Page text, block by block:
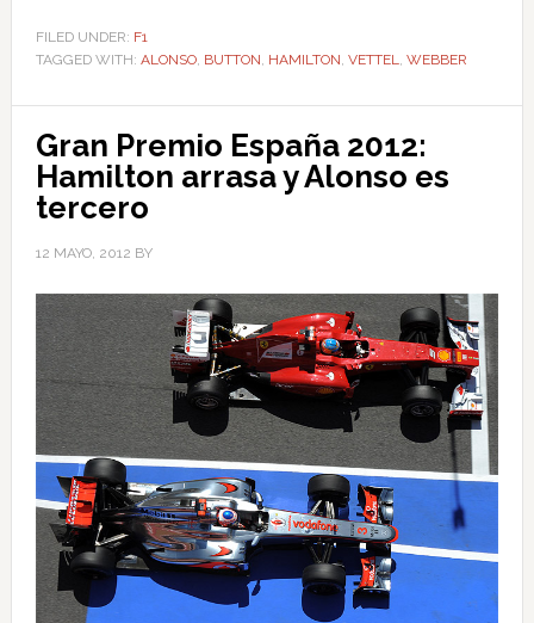
FILED UNDER: F1
TAGGED WITH: ALONSO, BUTTON, HAMILTON, VETTEL, WEBBER
Gran Premio España 2012:
Hamilton arrasa y Alonso es
tercero
12 MAYO, 2012 BY